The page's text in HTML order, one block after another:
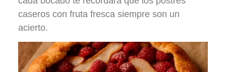
caseros con fruta fresca siempre son un
acierto.